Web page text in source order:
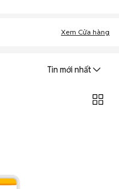
Xem Cửa hàng
Tin mới nhất